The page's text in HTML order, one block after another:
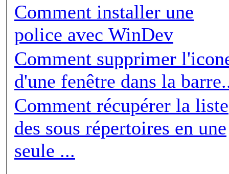
Comment installer une
police avec WinDev
Comment supprimer
d'une fenêtre dans la
Comment récupérer la liste
des sous répertoires en une
seule ...